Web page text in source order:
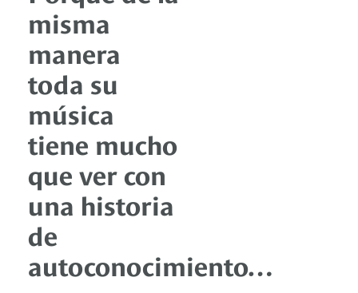
misma
manera
toda su
música
tiene mucho
que ver con
una historia
de
autoconocimiento…